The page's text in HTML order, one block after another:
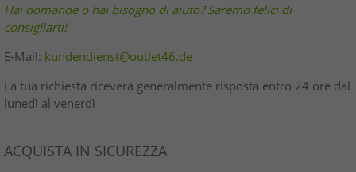
Hai domande o hai bisogno di aiuto? Saremo felici di
consigliarti!
E-Mail: kundendienst@outlet46.de
La tua richiesta riceverà generalmente risposta entro 24 ore dal
lunedì al venerdì
ACQUISTA IN SICUREZZA